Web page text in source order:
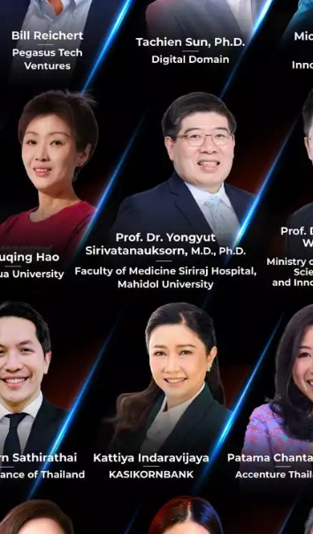
คุณหมู ณัฐวุฒิ ให้สัมภาษณ์ว่า “ผมรู้สึกยินดีเป็น
และ Tencent มีวิสัยทัศน์เดียวกันโดยเราเชื่อ
ของเราในปัจจุบันผู้บริโภคนอกจากต้องการบริ
เสนอเนื้อหาของตนเองในหลากหลายรูปแบบ
Ookbee U จึงเป็นการการสร้าง “Content
การอ่านการดูและการแชร์” “
ความร่วมมือในครั้งนี้ชี้ชัดให้เห็นถึงการบุกตลาด
ปีที่แล้วมีการเผยถึงทิศทางว่าจะลงทุนใน
เทนเซ็นต์กล่าวว่า “เรารู้สึกตื่นเต้นกับตลาดสื่อ
เป็นอย่างมากเราได้ใช้เวลา 1 ปีในการทําความรู้
วิสัยทัศน์ที่ตรงกันเรามั่นใจว่า Ookbee U จะมาช่
ตอกยํ้าความแน่วแน่ในการดําเนินธุรกิจในประ
สร้างสรรค์ข้อมูลต่างๆต่อไป”
ปัจจุบัน Tencent Holdings Limited ถือเป็นห
บริษัทที่มีมูลค่าหลักทรัพย์ตามราคาตลาด
Tencent ที่ลงทุนใน Startup เมื่อปีก่อนได้ที่ข่าว
News Ookbee Tencent OokbeeU